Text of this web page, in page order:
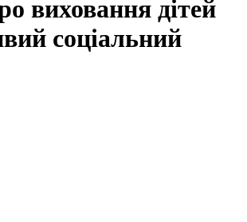
виховання дітей
соціальний